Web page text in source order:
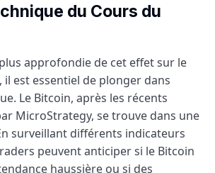
du Cours du
approfondie de cet effet sur le
il est essentiel de plonger dans
Le Bitcoin, après les récents
MicroStrategy, se trouve dans une
surveillant différents indicateurs
peuvent anticiper si le Bitcoin
haussière ou si des